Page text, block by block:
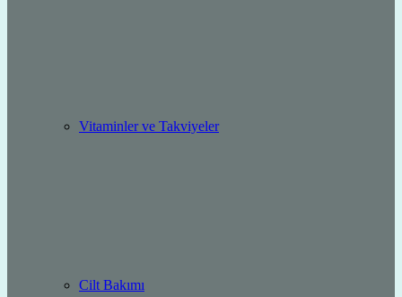
Vitaminler ve Takviyeler
Cilt Bakımı